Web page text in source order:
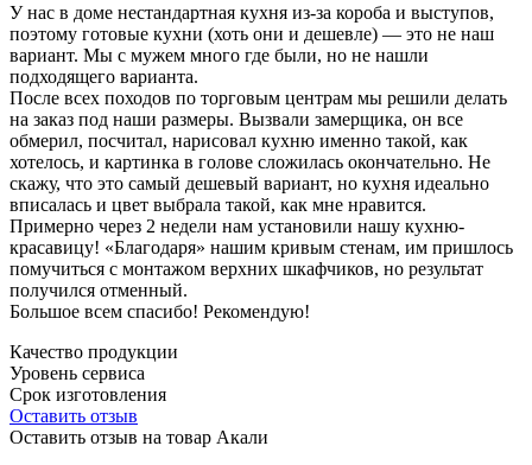
У нас в доме нестандартная кухня из-за короба и выступов,
поэтому готовые кухни (хоть они и дешевле) — это не наш
вариант. Мы с мужем много где были, но не нашли
подходящего варианта.
После всех походов по торговым центрам мы решили делать
на заказ под наши размеры. Вызвали замерщика, он все
обмерил, посчитал, нарисовал кухню именно такой, как
хотелось, и картинка в голове сложилась окончательно. Не
скажу, что это самый дешевый вариант, но кухня идеально
вписалась и цвет выбрала такой, как мне нравится.
Примерно через 2 недели нам установили нашу кухню-
красавицу! «Благодаря» нашим кривым стенам, им пришлось
помучиться с монтажом верхних шкафчиков, но результат
получился отменный.
Большое всем спасибо! Рекомендую!
Качество продукции
Уровень сервиса
Срок изготовления
Оставить отзыв
Оставить отзыв на товар Акали